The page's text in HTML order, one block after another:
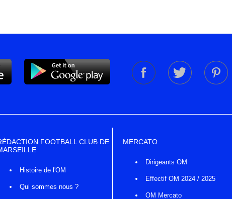
FOOTBALL CLUB DE
Histoire de l'OM
Qui sommes nous ?
MERCATO
Dirigeants OM
Effectif OM 2024 / 2025
OM Mercato